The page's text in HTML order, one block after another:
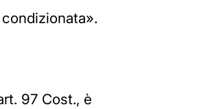
97 Cost., è